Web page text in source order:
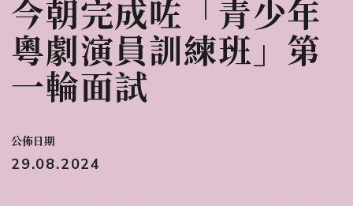
今朝完成咗「青少年
粵劇演員訓練班」第
一輪面試
公佈日期
29.08.2024